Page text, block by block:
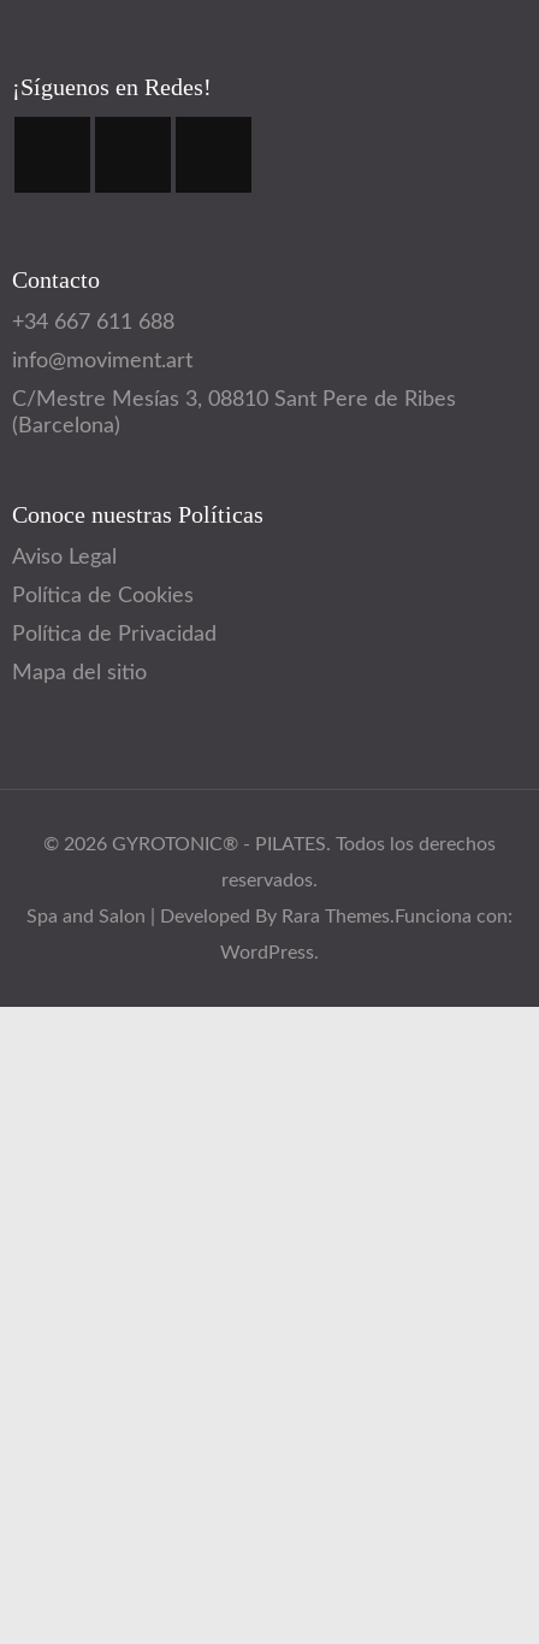
¡Síguenos en Redes!
Contacto
+34 667 611 688
info@moviment.art
C/Mestre Mesías 3, 08810 Sant Pere de Ribes
(Barcelona)
Conoce nuestras Políticas
Aviso Legal
Política de Cookies
Política de Privacidad
Mapa del sitio
© 2026 GYROTONIC® - PILATES. Todos los derechos
reservados.
Spa and Salon | Developed By Rara Themes.Funciona con:
WordPress.